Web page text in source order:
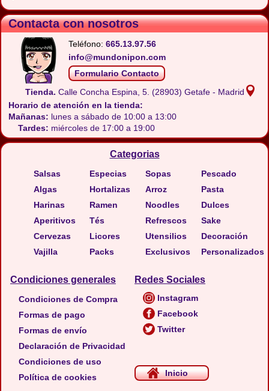
Contacta con nosotros
Teléfono: 665.13.97.56
info@mundonipon.com
Formulario Contacto
Tienda. Calle Concha Espina, 5. (28903) Getafe - Madrid
Horario de atención en la tienda:
Mañanas: lunes a sábado de 10:00 a 13:00
Tardes: miércoles de 17:00 a 19:00
Categorias
Salsas
Algas
Harinas
Aperitivos
Cervezas
Vajilla
Especias
Hortalizas
Ramen
Tés
Licores
Packs
Sopas
Arroz
Noodles
Refrescos
Utensilios
Exclusivos
Pescado
Pasta
Dulces
Sake
Decoración
Personalizados
Condiciones generales
Condiciones de Compra
Formas de pago
Formas de envío
Declaración de Privacidad
Condiciones de uso
Política de cookies
Redes Sociales
Instagram
Facebook
Twitter
Inicio